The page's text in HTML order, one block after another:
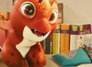
More